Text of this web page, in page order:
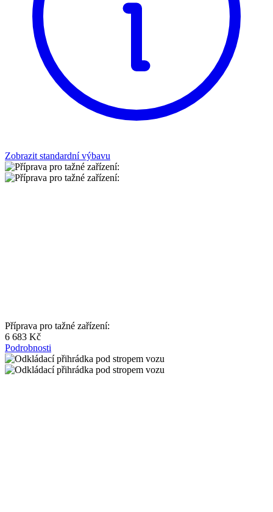
Zobrazit standardní výbavu
Příprava pro tažné zařízení:
6 683 Kč
Podrobnosti